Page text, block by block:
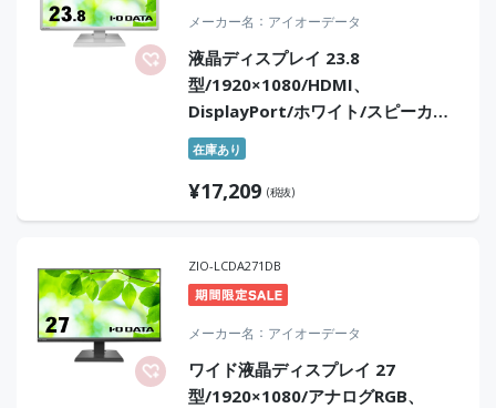
メーカー名 アイオーデータ
液晶ディスプレイ 23.8
型/1920×1080/HDMI、
DisplayPort/ホワイト/スピーカ
ー：あり/「5年保証」広視野角ADS
パネル/「5年保証」「無輝点保証」
在庫あり
¥17,209 (税抜)
ZIO-LCDA271DB
メーカー名 アイオーデータ
ワイド液晶ディスプレイ 27
型/1920×1080/アナログRGB、